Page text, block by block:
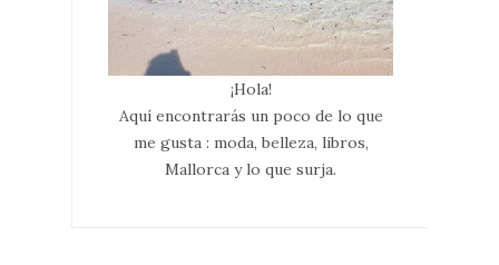
¡Hola!
Aquí encontrarás un poco de lo que
me gusta : moda, belleza, libros,
Mallorca y lo que surja.